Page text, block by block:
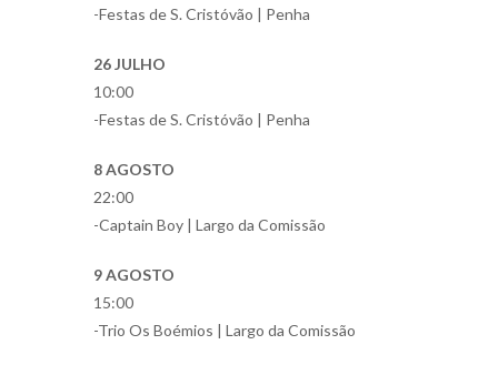
-Festas de S. Cristóvão | Penha
26 JULHO
10:00
-Festas de S. Cristóvão | Penha
8 AGOSTO
22:00
-Captain Boy | Largo da Comissão
9 AGOSTO
15:00
-Trio Os Boémios | Largo da Comissão